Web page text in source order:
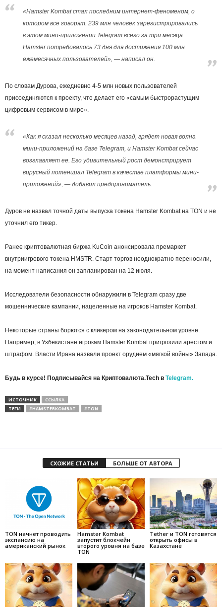
«Hamster Kombat стал последним интернет-феноменом, о
котором все говорят. 239 млн человек зарегистрировались
в этом мини-приложении Telegram всего за три месяца.
Hamster потребовалось 73 дня для достижения 100 млн
ежемесячных пользователей», — написал он.
По словам Дурова, ежедневно 4-5 млн новых пользователей
присоединяются к проекту, что делает его «самым быстрорастущим
цифровым сервисом в мире».
«Как я сказал несколько месяцев назад, грядет новая волна
мини-приложений на базе Telegram, и Hamster Kombat сейчас
возглавляет ее. Его удивительный рост демонстрирует
вирусный потенциал Telegram в качестве платформы мини-
приложений», — добавил предприниматель.
Дуров не назвал точной даты выпуска токена Hamster Kombat на TON и не
уточнил его тикер.
Ранее криптовалютная биржа KuCoin анонсировала премаркет
внутриигрового токена HMSTR. Старт торгов неоднократно переносили,
на момент написания он запланирован на 12 июля.
Исследователи безопасности обнаружили в Telegram сразу две
мошеннические кампании, нацеленные на игроков Hamster Kombat.
Некоторые страны борются с кликером на законодательном уровне.
Например, в Узбекистане игрокам Hamster Kombat пригрозили арестом и
штрафом. Власти Ирана назвали проект орудием «мягкой войны» Запада.
Будь в курсе! Подписывайся на Криптовалюта.Tech в Telegram.
ИСТОЧНИК
ССЫЛКА
ТЕГИ
#HAMSTERKOMBAT #TON
СХОЖИЕ СТАТЬИ БОЛЬШЕ ОТ АВТОРА
TON начнет проводить
экспансию на
американский рынок
Hamster Kombat
запустит блокчейн
второго уровня на базе
TON
Tether и TON готовятся
открыть офисы в
Казахстане